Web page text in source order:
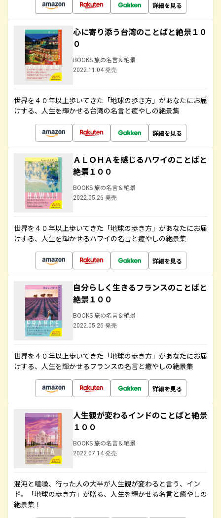
詳細を見る
心に寄り添う台湾のことばと絶景１０
０
BOOKS 旅の名言＆絶景
2022.11.04 発売
世界を４０年以上歩いてきた「地球の歩き方」があなたにお届
けする、人生を輝かせる台湾の名言と癒やしの絶景集
詳細を見る
ＡＬＯＨＡを感じるハワイのことばと
絶景１００
BOOKS 旅の名言＆絶景
2022.05.26 発売
世界を４０年以上歩いてきた「地球の歩き方」があなたにお届
けする、人生を輝かせるハワイの名言と癒やしの絶景集
詳細を見る
自分らしく生きるフランスのことばと
絶景１００
BOOKS 旅の名言＆絶景
2022.05.26 発売
世界を４０年以上歩いてきた「地球の歩き方」があなたにお届
けする、人生を輝かせるフランスの名言と癒やしの絶景集
詳細を見る
人生観が変わるインドのことばと絶景
１００
BOOKS 旅の名言＆絶景
2022.07.14 発売
混沌と喧噪、行った人の大半が人生観が変わると言う、イン
ド。「地球の歩き方」が贈る、人生を輝かせる名言と癒やしの
絶景集！